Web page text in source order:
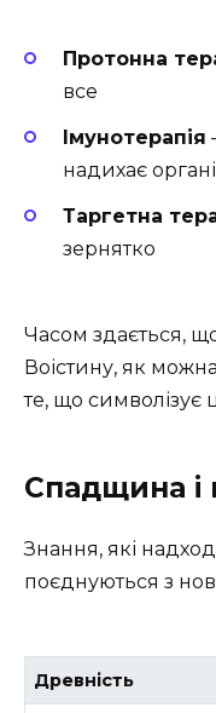
Протонна
все
Імунотерапія
надихає
Таргетна
зернятко
Часом здається,
Воістину, як
те, що символізує
Спадщина і
Знання, які
поєднуються з
Древність